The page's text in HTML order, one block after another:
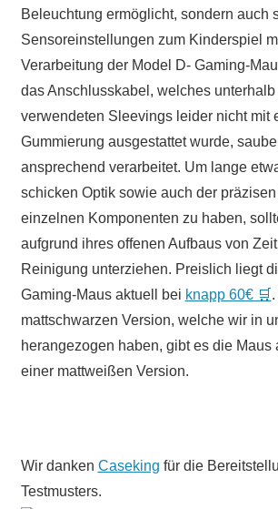
Beleuchtung ermöglicht, sondern auch
Sensoreinstellungen zum Kinderspiel
Verarbeitung der Model D- Gaming-
das Anschlusskabel, welches unterhalb
verwendeten Sleevings leider nicht mit
Gummierung ausgestattet wurde,
ansprechend verarbeitet. Um lange
schicken Optik sowie auch der
einzelnen Komponenten zu haben,
aufgrund ihres offenen Aufbaus von
Reinigung unterziehen. Preislich liegt
Gaming-Maus aktuell bei knapp 60€ 🛒
mattschwarzen Version, welche wir in
herangezogen haben, gibt es die Maus
einer mattweißen Version.
Wir danken Caseking für die
Testmusters.